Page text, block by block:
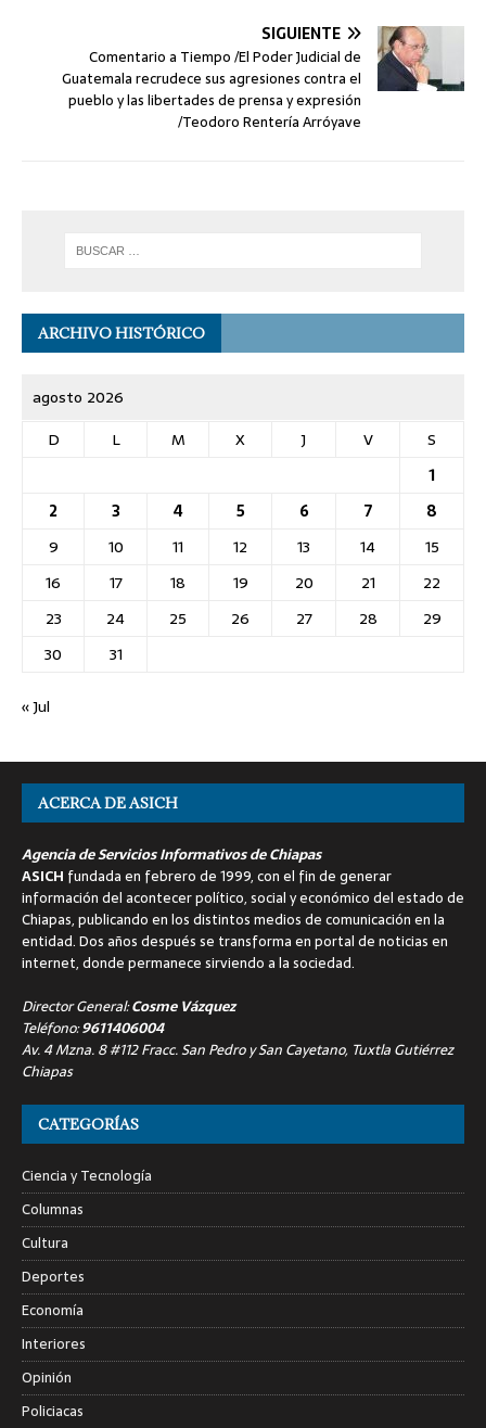
SIGUIENTE
Comentario a Tiempo /El Poder Judicial de
Guatemala recrudece sus agresiones contra el
pueblo y las libertades de prensa y expresión
/Teodoro Rentería Arróyave
ARCHIVO HISTÓRICO
agosto 2026
D
L M X J V
S
1
2
3 4 5 6 7
8
9
10 11 12 13 14
15
16
17 18 19 20 21
22
23
24 25 26 27 28
29
30
31
« Jul
ACERCA DE ASICH
Agencia de Servicios Informativos de Chiapas
ASICH fundada en febrero de 1999, con el fin de generar
información del acontecer político, social y económico del estado de
Chiapas, publicando en los distintos medios de comunicación en la
entidad. Dos años después se transforma en portal de noticias en
internet, donde permanece sirviendo a la sociedad.
Director General:Cosme Vázquez
Teléfono:9611406004
Av. 4 Mzna. 8 #112 Fracc. San Pedro y San Cayetano, Tuxtla Gutiérrez
Chiapas
CATEGORÍAS
Ciencia y Tecnología
Columnas
Cultura
Deportes
Economía
Interiores
Opinión
Policiacas